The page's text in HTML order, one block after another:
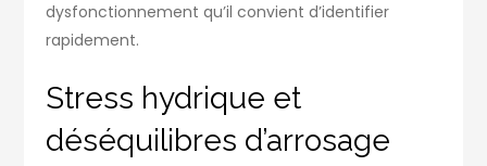
dysfonctionnement qu’il convient d’identifier
rapidement.
Stress hydrique et
déséquilibres d’arrosage